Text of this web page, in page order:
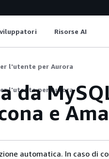
Risorse AI
l'utente per Aurora
l'utente per Aurora
da
e
automatica. In caso di